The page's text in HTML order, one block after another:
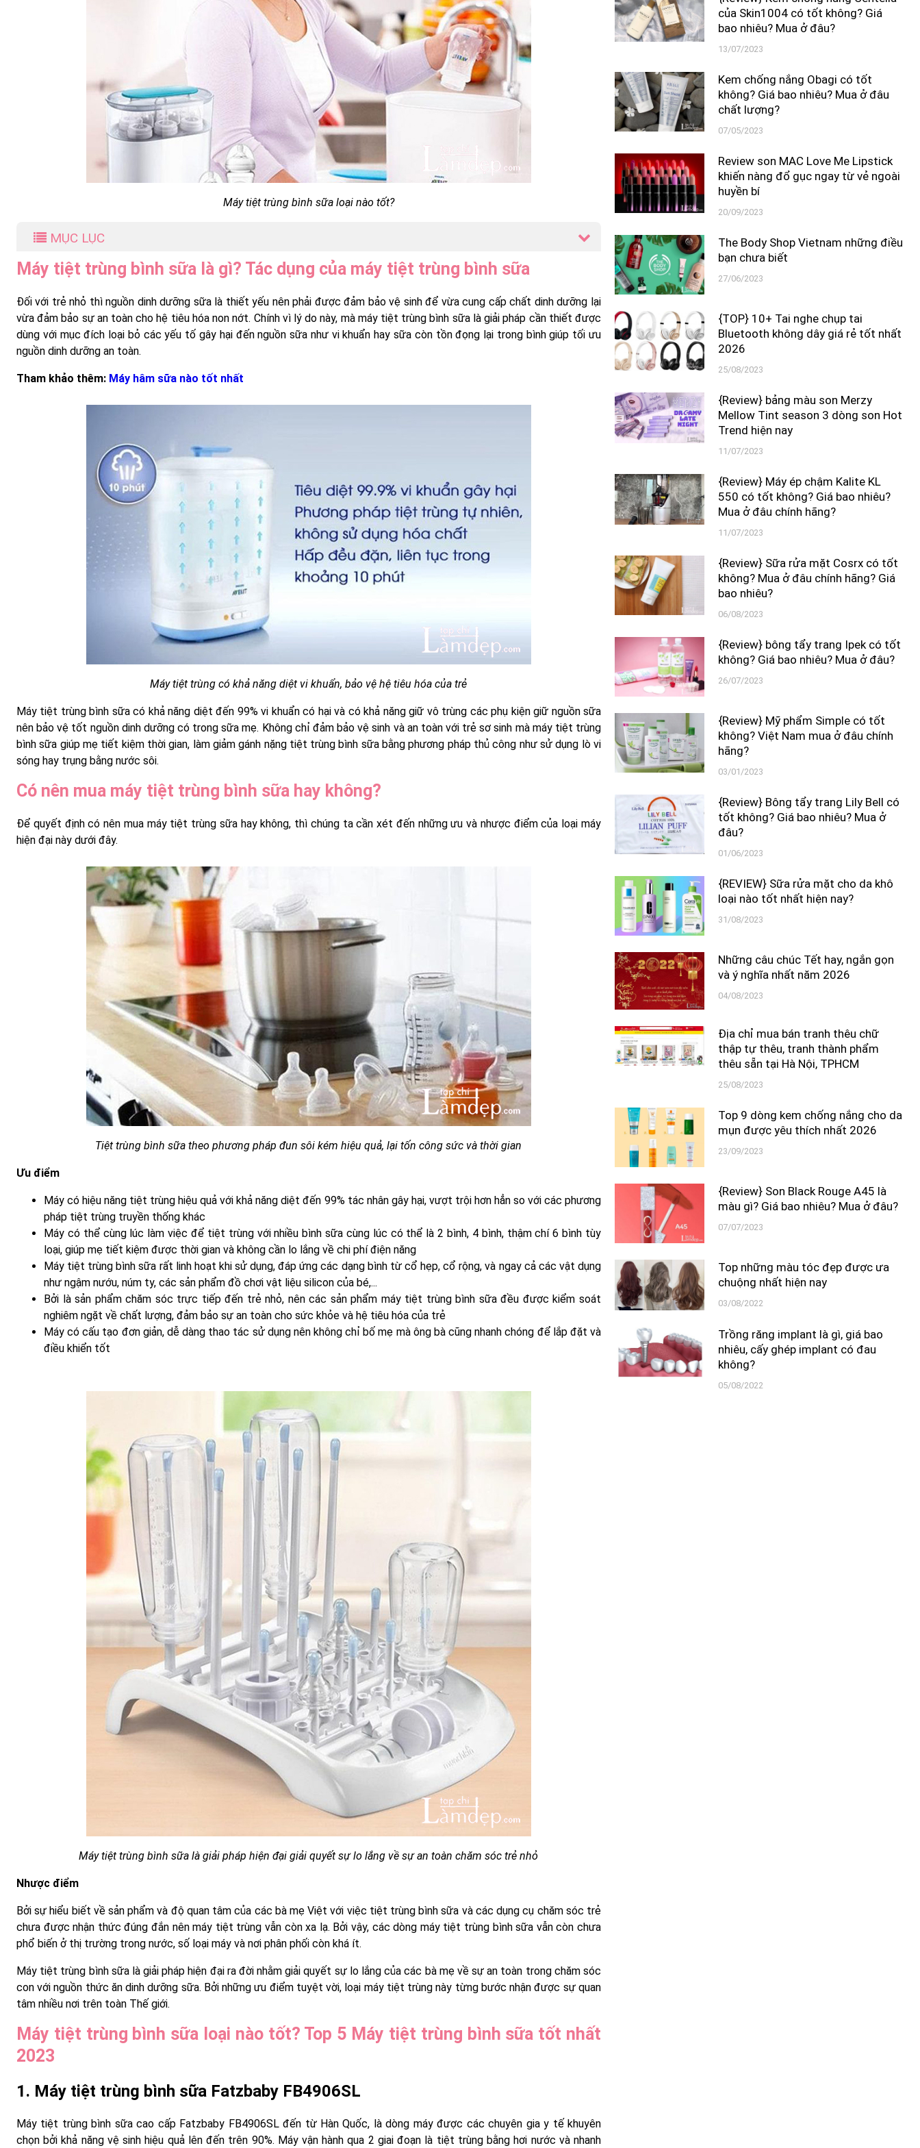
Máy tiệt trùng bình sữa loại nào tốt?
MỤC LỤC
Máy tiệt trùng bình sữa là gì? Tác dụng của máy tiệt trùng bình sữa
Đối với trẻ nhỏ thì nguồn dinh dưỡng sữa là thiết yếu nên phải được đảm bảo vệ sinh để vừa cung cấp chất dinh dưỡng lại
vừa đảm bảo sự an toàn cho hệ tiêu hóa non nớt. Chính vì lý do này, mà máy tiệt trùng bình sữa là giải pháp cần thiết được
dùng với mục đích loại bỏ các yếu tố gây hại đến nguồn sữa như vi khuẩn hay sữa còn tồn đọng lại trong bình giúp tối ưu
nguồn dinh dưỡng an toàn.
Tham khảo thêm: Máy hâm sữa nào tốt nhất
Máy tiệt trùng có khả năng diệt vi khuẩn, bảo vệ hệ tiêu hóa của trẻ
Máy tiệt trùng bình sữa có khả năng diệt đến 99% vi khuẩn có hại và có khả năng giữ vô trùng các phụ kiện giữ nguồn sữa
nên bảo vệ tốt nguồn dinh dưỡng có trong sữa mẹ. Không chỉ đảm bảo vệ sinh và an toàn với trẻ sơ sinh mà máy tiệt trùng
bình sữa giúp mẹ tiết kiệm thời gian, làm giảm gánh nặng tiệt trùng bình sữa bằng phương pháp thủ công như sử dụng lò vi
sóng hay trụng bằng nước sôi.
Có nên mua máy tiệt trùng bình sữa hay không?
Để quyết định có nên mua máy tiệt trùng sữa hay không, thì chúng ta cần xét đến những ưu và nhược điểm của loại máy
hiện đại này dưới đây.
Tiệt trùng bình sữa theo phương pháp đun sôi kém hiệu quả, lại tốn công sức và thời gian
Ưu điểm
Máy có hiệu năng tiệt trùng hiệu quả với khả năng diệt đến 99% tác nhân gây hại, vượt trội hơn hẳn so với các phương
pháp tiệt trùng truyền thống khác
Máy có thể cùng lúc làm việc để tiệt trùng với nhiều bình sữa cùng lúc có thể là 2 bình, 4 bình, thậm chí 6 bình tùy
loại, giúp mẹ tiết kiệm được thời gian và không cần lo lắng về chi phí điện năng
Máy tiệt trùng bình sữa rất linh hoạt khi sử dụng, đáp ứng các dạng bình từ cổ hẹp, cổ rộng, và ngay cả các vật dụng
như ngậm nướu, núm ty, các sản phẩm đồ chơi vật liệu silicon của bé,...
Bởi là sản phẩm chăm sóc trực tiếp đến trẻ nhỏ, nên các sản phẩm máy tiệt trùng bình sữa đều được kiểm soát
nghiêm ngặt về chất lượng, đảm bảo sự an toàn cho sức khỏe và hệ tiêu hóa của trẻ
Máy có cấu tạo đơn giản, dễ dàng thao tác sử dụng nên không chỉ bố mẹ mà ông bà cũng nhanh chóng để lắp đặt và
điều khiển tốt
Máy tiệt trùng bình sữa là giải pháp hiện đại giải quyết sự lo lắng về sự an toàn chăm sóc trẻ nhỏ
Nhược điểm
Bởi sự hiểu biết về sản phẩm và độ quan tâm của các bà mẹ Việt với việc tiệt trùng bình sữa và các dụng cụ chăm sóc trẻ
chưa được nhận thức đúng đắn nên máy tiệt trùng vẫn còn xa lạ. Bởi vậy, các dòng máy tiệt trùng bình sữa vẫn còn chưa
phổ biến ở thị trường trong nước, số loại máy và nơi phân phối còn khá ít.
Máy tiệt trùng bình sữa là giải pháp hiện đại ra đời nhằm giải quyết sự lo lắng của các bà mẹ về sự an toàn trong chăm sóc
con với nguồn thức ăn dinh dưỡng sữa. Bởi những ưu điểm tuyệt vời, loại máy tiệt trùng này từng bước nhận được sự quan
tâm nhiều nơi trên toàn Thế giới.
Máy tiệt trùng bình sữa loại nào tốt? Top 5 Máy tiệt trùng bình sữa tốt nhất
2023
1. Máy tiệt trùng bình sữa Fatzbaby FB4906SL
Máy tiệt trùng bình sữa cao cấp Fatzbaby FB4906SL đến từ Hàn Quốc, là dòng máy được các chuyên gia y tế khuyên
chọn bởi khả năng vệ sinh hiệu quả lên đến trên 90%. Máy vận hành qua 2 giai đoạn là tiệt trùng bằng hơi nước và nhanh
của Skin1004 có tốt không? Giá
bao nhiêu? Mua ở đâu?
13/07/2023
Kem chống nắng Obagi có tốt
không? Giá bao nhiêu? Mua ở đâu
chất lượng?
07/05/2023
Review son MAC Love Me Lipstick
khiến nàng đổ gục ngay từ vẻ ngoài
huyền bí
20/09/2023
The Body Shop Vietnam những điều
bạn chưa biết
27/06/2023
{TOP} 10+ Tai nghe chụp tai
Bluetooth không dây giá rẻ tốt nhất
2026
25/08/2023
{Review} bảng màu son Merzy
Mellow Tint season 3 dòng son Hot
Trend hiện nay
11/07/2023
{Review} Máy ép chậm Kalite KL
550 có tốt không? Giá bao nhiêu?
Mua ở đâu chính hãng?
11/07/2023
{Review} Sữa rửa mặt Cosrx có tốt
không? Mua ở đâu chính hãng? Giá
bao nhiêu?
06/08/2023
{Review} bông tẩy trang Ipek có tốt
không? Giá bao nhiêu? Mua ở đâu?
26/07/2023
{Review} Mỹ phẩm Simple có tốt
không? Việt Nam mua ở đâu chính
hãng?
03/01/2023
{Review} Bông tẩy trang Lily Bell có
tốt không? Giá bao nhiêu? Mua ở
đâu?
01/06/2023
{REVIEW} Sữa rửa mặt cho da khô
loại nào tốt nhất hiện nay?
31/08/2023
Những câu chúc Tết hay, ngắn gọn
và ý nghĩa nhất năm 2026
04/08/2023
Địa chỉ mua bán tranh thêu chữ
thập tự thêu, tranh thành phẩm
thêu sẵn tại Hà Nội, TPHCM
25/08/2023
Top 9 dòng kem chống nắng cho da
mụn được yêu thích nhất 2026
23/09/2023
{Review} Son Black Rouge A45 là
màu gì? Giá bao nhiêu? Mua ở đâu?
07/07/2023
Top những màu tóc đẹp được ưa
chuộng nhất hiện nay
03/08/2022
Trồng răng implant là gì, giá bao
nhiêu, cấy ghép implant có đau
không?
05/08/2022